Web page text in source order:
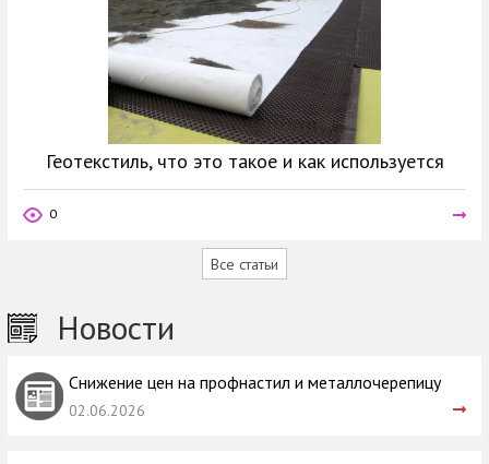
Геотекстиль, что это такое и как используется
0
Все статьи
Новости
Снижение цен на профнастил и металлочерепицу
02.06.2026